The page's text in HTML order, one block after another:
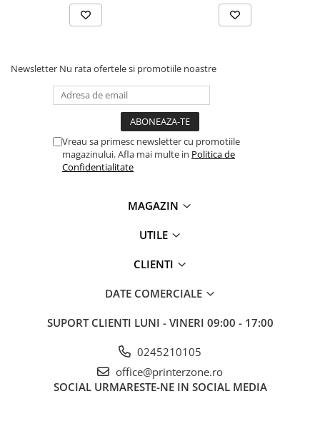
Web-cam-uri si sisteme
Alte periferice
Accesorii PC
Conectori & mufe retea
Rack-uri & accesorii rack
Newsletter Nu rata ofertele si promotiile noastre
Vreau sa primesc newsletter cu promotiile
magazinului. Afla mai multe in Politica de
Confidentialitate
MAGAZIN
UTILE
CLIENTI
DATE COMERCIALE
SUPORT CLIENTI LUNI - VINERI 09:00 - 17:00
0245210105
office@printerzone.ro
SOCIAL URMARESTE-NE IN SOCIAL MEDIA